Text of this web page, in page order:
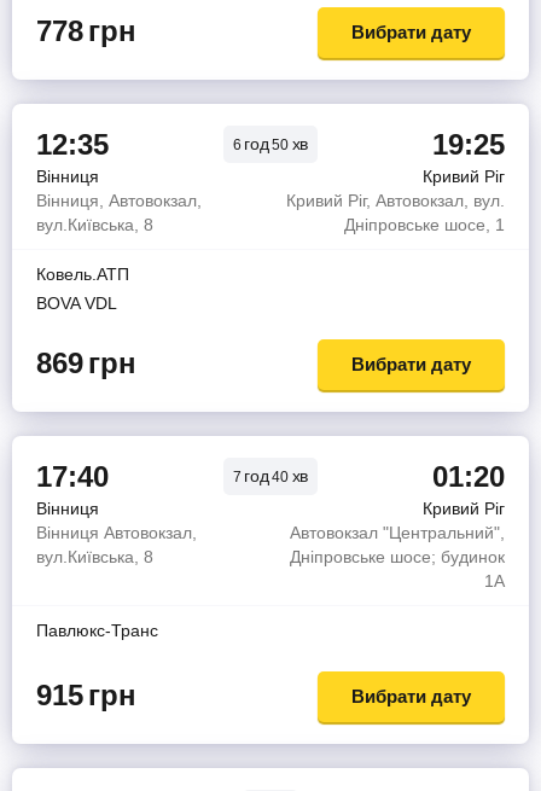
778грн Вибрати дату
12:35 6 год50 хв 19:25
Вінниця
Кривий Ріг
Вінниця, Автовокзал,
вул.Київська, 8
Кривий Ріг, Автовокзал, вул.
Дніпровське шосе, 1
Ковель.АТП
BOVA VDL
869грн Вибрати дату
17:40 7 год40 хв 01:20
Вінниця
Кривий Ріг
Вінниця Автовокзал,
вул.Київська, 8
Автовокзал "Центральний",
Дніпровське шосе; будинок
1А
Павлюкс-Транс
915грн Вибрати дату